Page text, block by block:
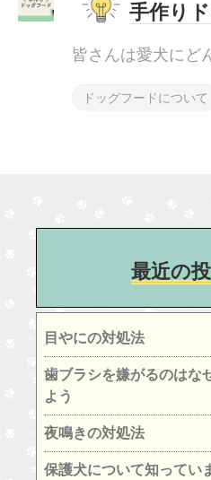
手作り
皆さんは愛犬にど
ドッグフードについて
最近の
目やにの対処法
歯ブラシを嫌がるのはな
よう
夜鳴きの対処法
保護犬について知ってい